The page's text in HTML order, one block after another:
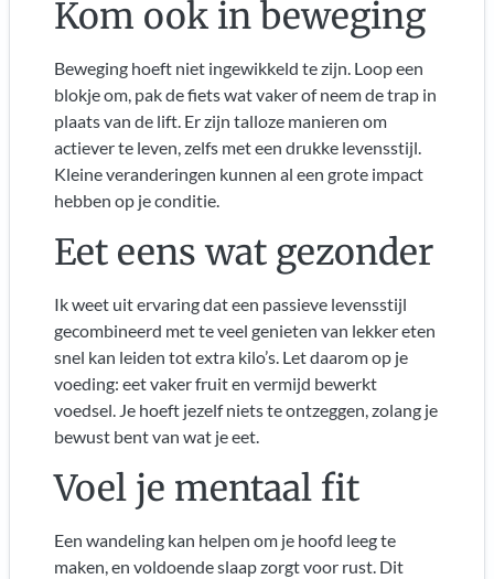
Kom ook in beweging
Beweging hoeft niet ingewikkeld te zijn. Loop een
blokje om, pak de fiets wat vaker of neem de trap in
plaats van de lift. Er zijn talloze manieren om
actiever te leven, zelfs met een drukke levensstijl.
Kleine veranderingen kunnen al een grote impact
hebben op je conditie.
Eet eens wat gezonder
Ik weet uit ervaring dat een passieve levensstijl
gecombineerd met te veel genieten van lekker eten
snel kan leiden tot extra kilo’s. Let daarom op je
voeding: eet vaker fruit en vermijd bewerkt
voedsel. Je hoeft jezelf niets te ontzeggen, zolang je
bewust bent van wat je eet.
Voel je mentaal fit
Een wandeling kan helpen om je hoofd leeg te
maken, en voldoende slaap zorgt voor rust. Dit